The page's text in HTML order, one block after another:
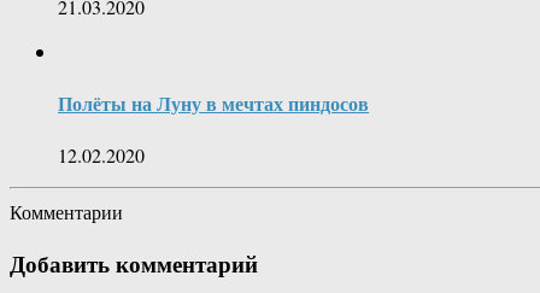
21.03.2020
Полёты на Луну в мечтах пиндосов
12.02.2020
Комментарии
Добавить комментарий